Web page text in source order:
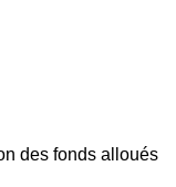
des fonds alloués